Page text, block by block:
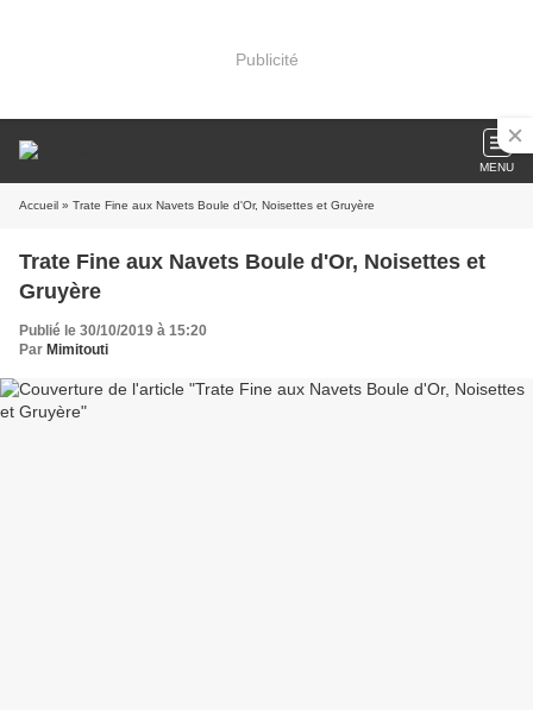
Publicité
MENU
Accueil » Trate Fine aux Navets Boule d'Or, Noisettes et Gruyère
Trate Fine aux Navets Boule d'Or, Noisettes et
Gruyère
Publié le 30/10/2019 à 15:20
Par Mimitouti